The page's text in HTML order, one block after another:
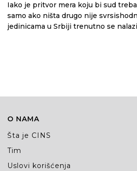
Iako je pritvor mera koju bi sud
samo ako ništa drugo nije
jedinicama u Srbiji trenutno se
O NAMA
Šta je CINS
Tim
Uslovi korišćenja